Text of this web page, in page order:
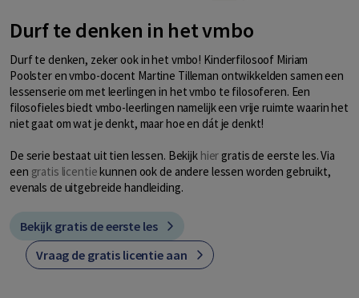
Durf te denken in het vmbo
Durf te denken, zeker ook in het vmbo! Kinderfilosoof Miriam
Poolster en vmbo-docent Martine Tilleman ontwikkelden samen een
lessenserie om met leerlingen in het vmbo te filosoferen. Een
filosofieles biedt vmbo-leerlingen namelijk een vrije ruimte waarin het
niet gaat om wat je denkt, maar hoe en dát je denkt!
De serie bestaat uit tien lessen. Bekijk hiergratis de eerste les. Via
een gratis licentiekunnen ook de andere lessen worden gebruikt,
evenals de uitgebreide handleiding.
Bekijk gratis de eerste les
Vraag de gratis licentie aan